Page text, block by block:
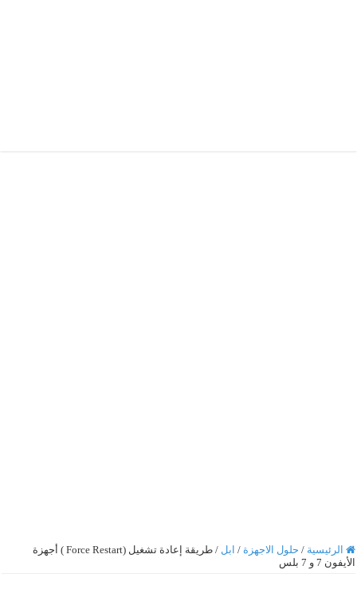
الرئيسية / حلول الاجهزة / ابل /
طريقة إعادة تشغيل (Force Restart ) أجهزة
الأيفون 7 و 7 بلس